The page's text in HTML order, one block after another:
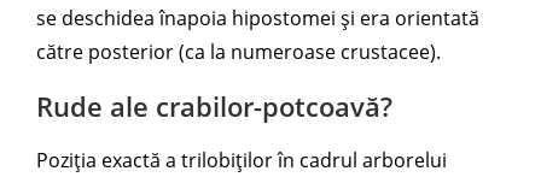
se deschidea înapoia hipostomei și era orientată
către posterior (ca la numeroase crustacee).
Rude ale crabilor-potcoavă?
Poziția exactă a trilobiților în cadrul arborelui